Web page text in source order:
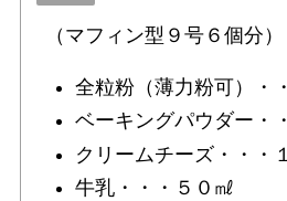
（マフィン型９号６個分）
全粒粉（薄力粉可）・
ベーキングパウダー・
クリームチーズ・・・
牛乳・・・５０㎖